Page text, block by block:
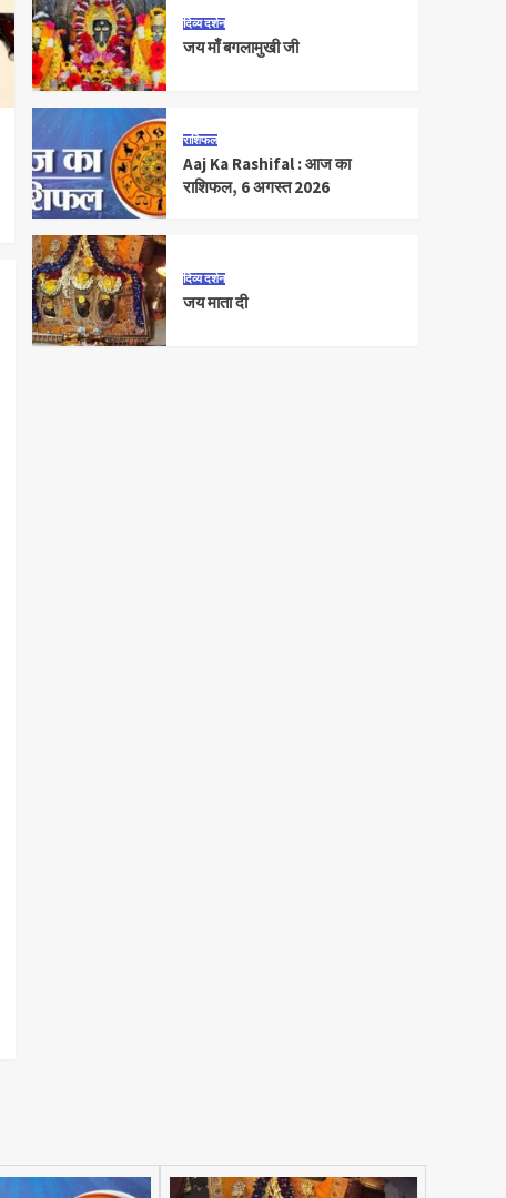
दिव्य दर्शन
जय माँ बगलामुखी जी
राशिफल
Aaj Ka Rashifal : आज का
राशिफल, 6 अगस्त 2026
दिव्य दर्शन
जय माता दी